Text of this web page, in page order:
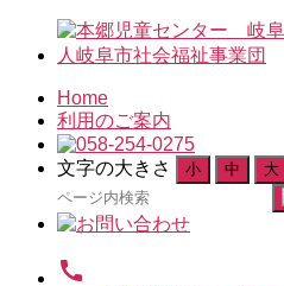
Home
利用のご案内
文字の大きさ 小 中 大
検
索
象:
call